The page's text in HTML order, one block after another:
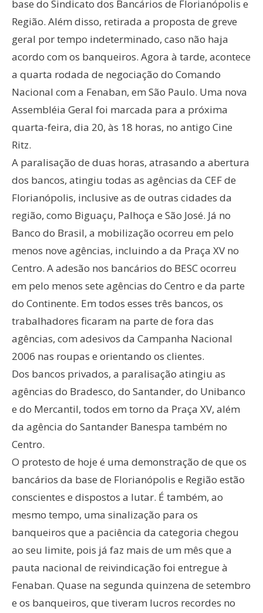
base do Sindicato dos Bancários de Florianópolis e
Região. Além disso, retirada a proposta de greve
geral por tempo indeterminado, caso não haja
acordo com os banqueiros. Agora à tarde, acontece
a quarta rodada de negociação do Comando
Nacional com a Fenaban, em São Paulo. Uma nova
Assembléia Geral foi marcada para a próxima
quarta-feira, dia 20, às 18 horas, no antigo Cine
Ritz.
A paralisação de duas horas, atrasando a abertura
dos bancos, atingiu todas as agências da CEF de
Florianópolis, inclusive as de outras cidades da
região, como Biguaçu, Palhoça e São José. Já no
Banco do Brasil, a mobilização ocorreu em pelo
menos nove agências, incluindo a da Praça XV no
Centro. A adesão nos bancários do BESC ocorreu
em pelo menos sete agências do Centro e da parte
do Continente. Em todos esses três bancos, os
trabalhadores ficaram na parte de fora das
agências, com adesivos da Campanha Nacional
2006 nas roupas e orientando os clientes.
Dos bancos privados, a paralisação atingiu as
agências do Bradesco, do Santander, do Unibanco
e do Mercantil, todos em torno da Praça XV, além
da agência do Santander Banespa também no
Centro.
O protesto de hoje é uma demonstração de que os
bancários da base de Florianópolis e Região estão
conscientes e dispostos a lutar. É também, ao
mesmo tempo, uma sinalização para os
banqueiros que a paciência da categoria chegou
ao seu limite, pois já faz mais de um mês que a
pauta nacional de reivindicação foi entregue à
Fenaban. Quase na segunda quinzena de setembro
e os banqueiros, que tiveram lucros recordes no